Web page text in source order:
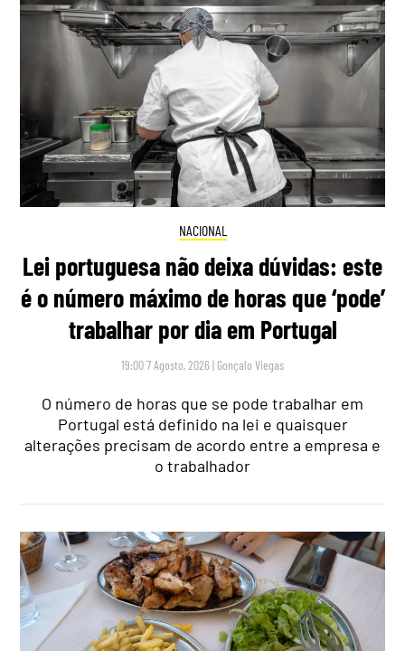
NACIONAL
Lei portuguesa não deixa dúvidas: este
é o número máximo de horas que ‘pode’
trabalhar por dia em Portugal
19:00 7 Agosto, 2026 | Gonçalo Viegas
O número de horas que se pode trabalhar em
Portugal está definido na lei e quaisquer
alterações precisam de acordo entre a empresa e
o trabalhador